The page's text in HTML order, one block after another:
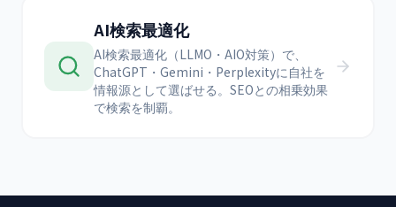
AI検索最適化
AI検索最適化（LLMO・AIO対策）で、
ChatGPT・Gemini・Perplexityに自社を
情報源として選ばせる。SEOとの相乗効果
で検索を制覇。